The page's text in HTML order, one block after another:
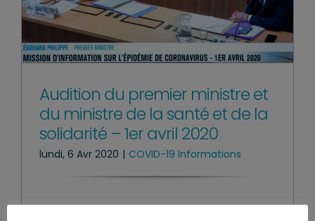
Audition du premier ministre et
du ministre de la santé et de la
solidarité – 1er avril 2020
lundi, 6 Avr 2020 | COVID-19 Informations